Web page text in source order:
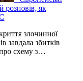
розповів, як
злочинної
завдала збитків
схему з…